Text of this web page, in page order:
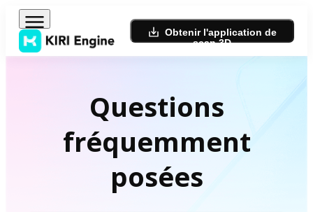
Obtenir l'application de
scan 3D
Questions
fréquemment
posées